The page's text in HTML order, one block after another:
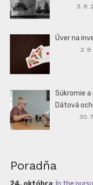
3. 8.
Úver na
2.
Súkromie
Dátová
30.
Poradňa